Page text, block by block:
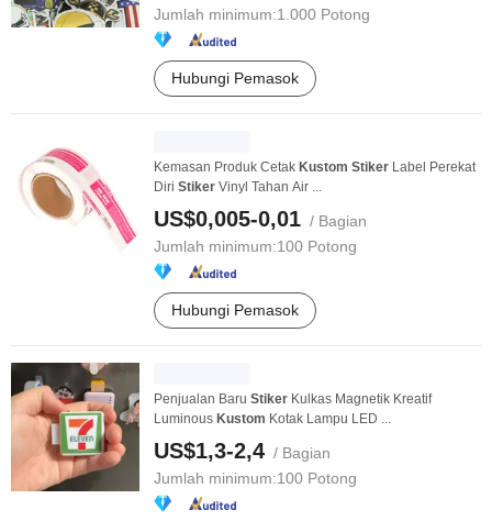
Jumlah minimum:1.000 Potong
Hubungi Pemasok
Kemasan Produk Cetak Kustom Stiker Label Perekat
Diri Stiker Vinyl Tahan Air ...
US$0,005-0,01 / Bagian
Jumlah minimum:100 Potong
Hubungi Pemasok
Penjualan Baru Stiker Kulkas Magnetik Kreatif
Luminous Kustom Kotak Lampu LED ...
US$1,3-2,4 / Bagian
Jumlah minimum:100 Potong